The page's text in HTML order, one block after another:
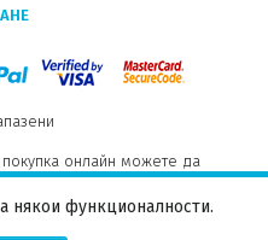
покупка онлайн можете да
някои функционалности.